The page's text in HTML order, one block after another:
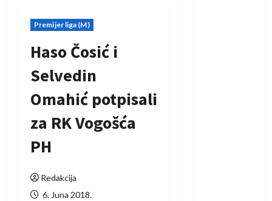
Premijer liga (M)
Haso Čosić i
Selvedin
Omahić potpisali
za RK Vogošća
PH
Redakcija
6. Juna 2018.